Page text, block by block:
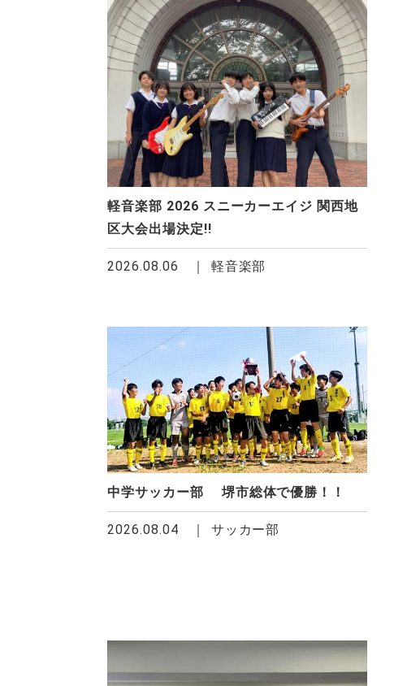
軽音楽部 2026 スニーカーエイジ 関西地
区大会出場決定!!
2026.08.06 軽音楽部
中学サッカー部 堺市総体で優勝！！
2026.08.04 サッカー部